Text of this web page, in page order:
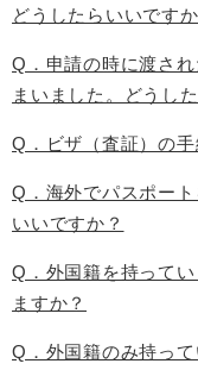
どうしたらいいですか
Q．申請の時に渡さ
まいました。どうし
Q．ビザ（査証）の
Q．海外でパスポー
いいですか？
Q．外国籍を持って
ますか？
Q．外国籍のみ持っ